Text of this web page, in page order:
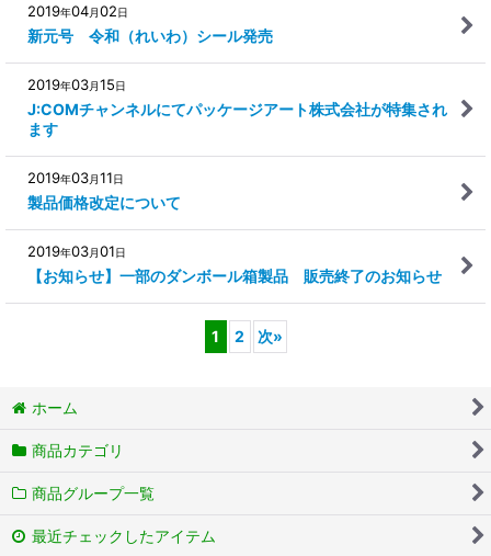
2019年04月02日
新元号 令和（れいわ）シール発売
2019年03月15日
J:COMチャンネルにてパッケージアート株式会社が特集され
ます
2019年03月11日
製品価格改定について
2019年03月01日
【お知らせ】一部のダンボール箱製品 販売終了のお知らせ
1 2 次»
ホーム
商品カテゴリ
商品グループ一覧
最近チェックしたアイテム